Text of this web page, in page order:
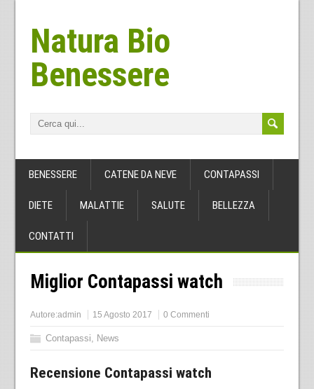
Natura Bio
Benessere
BENESSERE CATENE DA NEVE CONTAPASSI
DIETE MALATTIE SALUTE BELLEZZA
CONTATTI
Miglior Contapassi watch
Autore:admin 15 Agosto 2017 0 Commenti
Contapassi, News
Recensione Contapassi watch